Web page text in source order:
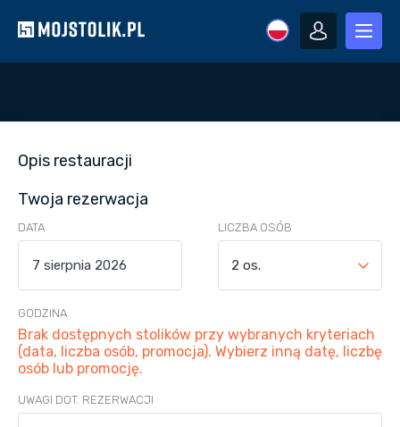
Opis restauracji
Twoja rezerwacja
DATA LICZBA OSÓB
2 os.
GODZINA
Brak dostępnych stolików przy wybranych kryteriach
(data, liczba osób, promocja). Wybierz inną datę, liczbę
osób lub promocję.
UWAGI DOT. REZERWACJI